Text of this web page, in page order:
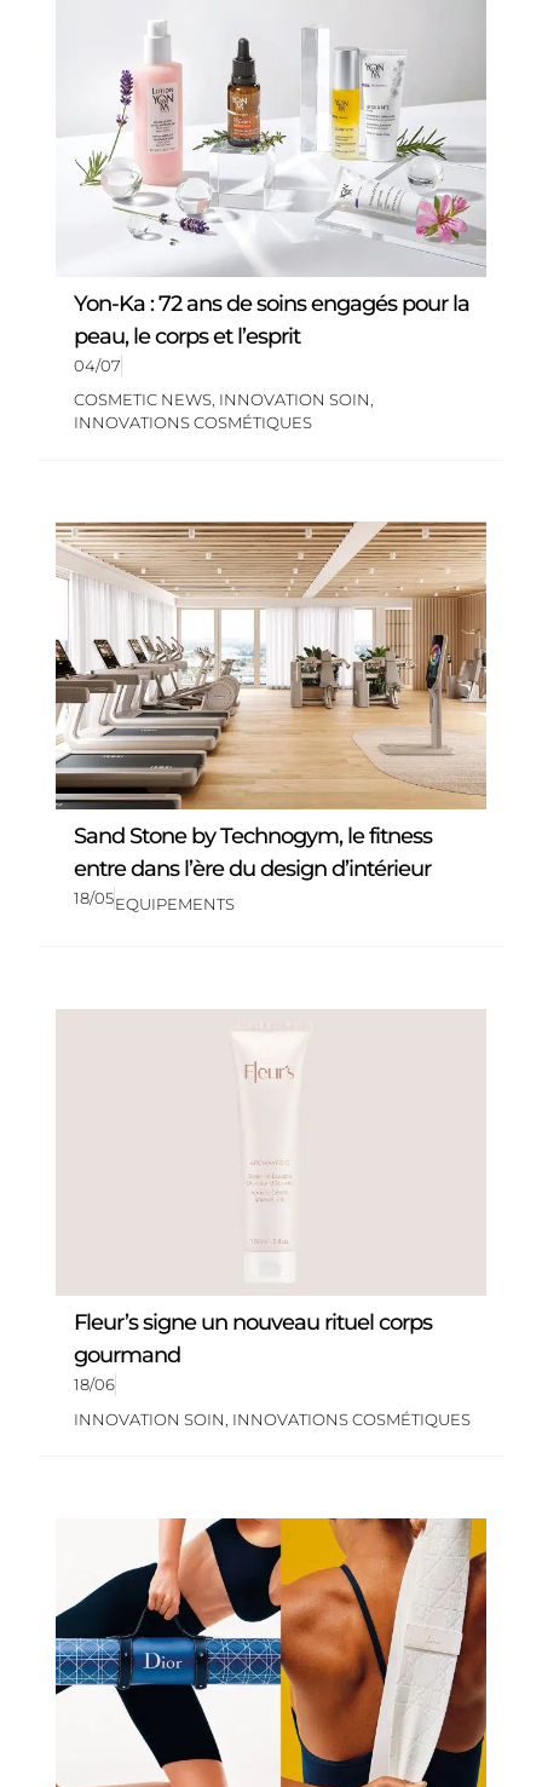
Yon-Ka : 72 ans de soins engagés pour la
peau, le corps et l’esprit
04/07
COSMETIC NEWS, INNOVATION SOIN,
INNOVATIONS COSMÉTIQUES
Sand Stone by Technogym, le fitness
entre dans l’ère du design d’intérieur
18/05EQUIPEMENTS
Fleur’s signe un nouveau rituel corps
gourmand
18/06
INNOVATION SOIN INNOVATIONS COSMÉTIQUES